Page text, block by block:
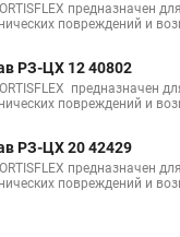
предназначен
повреждений и
РЗ-ЦХ 12 40802
предназначен
повреждений и
РЗ-ЦХ 20 42429
предназначен
повреждений и